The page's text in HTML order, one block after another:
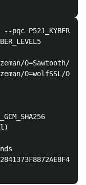
O=Sawtooth/
O=wolfSSL/